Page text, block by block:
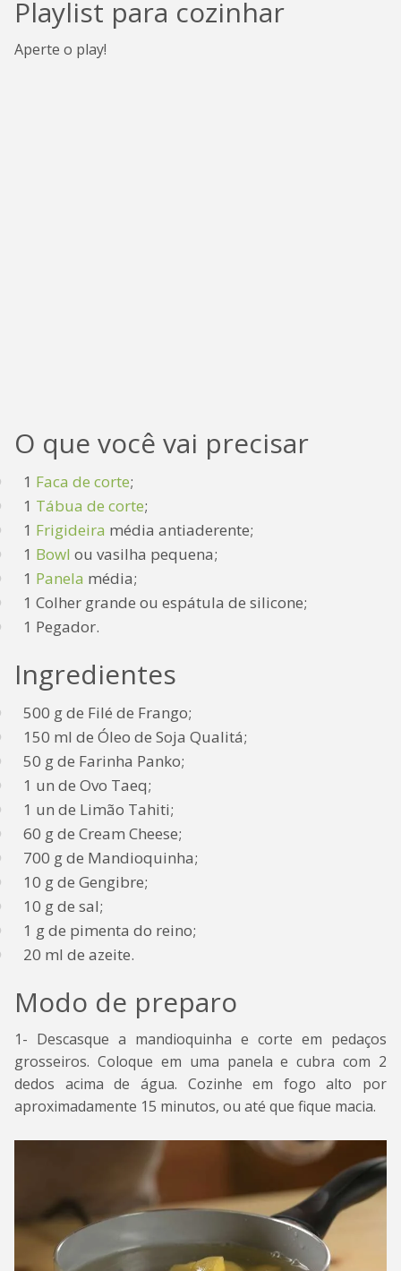
Playlist para cozinhar
Aperte o play!
O que você vai precisar
1 Faca de corte;
1 Tábua de corte;
1 Frigideira média antiaderente;
1 Bowl ou vasilha pequena;
1 Panela média;
1 Colher grande ou espátula de silicone;
1 Pegador.
Ingredientes
500 g de Filé de Frango;
150 ml de Óleo de Soja Qualitá;
50 g de Farinha Panko;
1 un de Ovo Taeq;
1 un de Limão Tahiti;
60 g de Cream Cheese;
700 g de Mandioquinha;
10 g de Gengibre;
10 g de sal;
1 g de pimenta do reino;
20 ml de azeite.
Modo de preparo
1- Descasque a mandioquinha e corte em pedaços
grosseiros. Coloque em uma panela e cubra com 2
dedos acima de água. Cozinhe em fogo alto por
aproximadamente 15 minutos, ou até que fique macia.